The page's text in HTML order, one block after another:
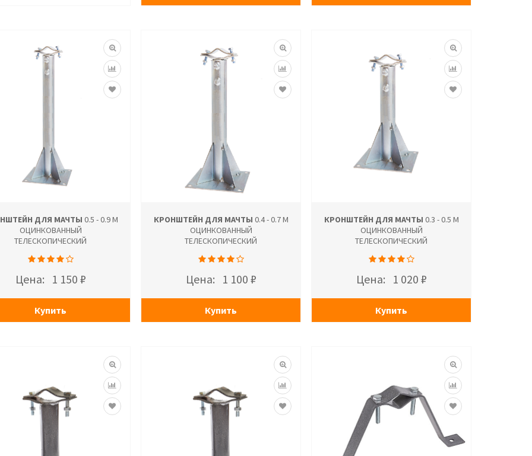
ДЛЯ МАЧТЫ 0.5 - 0.9 М
ОЦИНКОВАННЫЙ
ТЕЛЕСКОПИЧЕСКИЙ
Цена: 1 150 ₽
Купить
КРОНШТЕЙН ДЛЯ МАЧТЫ 0.4 - 0.7 М
ОЦИНКОВАННЫЙ
ТЕЛЕСКОПИЧЕСКИЙ
Цена: 1 100 ₽
Купить
КРОНШТЕЙН ДЛЯ МАЧТЫ 0.3 - 0.5 М
ОЦИНКОВАННЫЙ
ТЕЛЕСКОПИЧЕСКИЙ
Цена: 1 020 ₽
Купить